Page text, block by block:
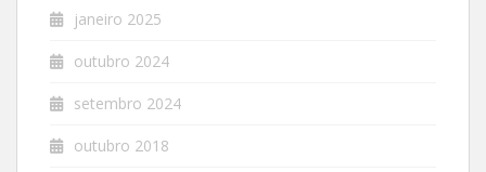
janeiro 2025
outubro 2024
setembro 2024
outubro 2018